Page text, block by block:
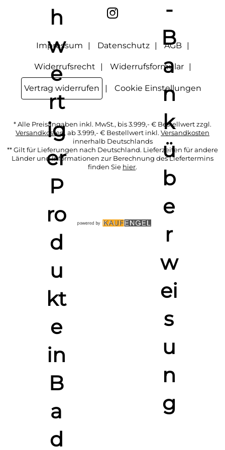
Wirkung für die Zukunft widerrufen, indem ich den Link
"Abmelden" am Ende des Newsletters anklicke oder die
habe ich zur Kenntnis genommen.
Impressum Datenschutz AGB
Widerrufsrecht Widerrufsformular
Vertrag widerrufen Cookie Einstellungen
* Alle Preisangaben inkl. MwSt., bis 3.999,- € Bestellwert zzgl.
Versandkosten , ab 3.999,- € Bestellwert inkl. Versandkosten
innerhalb Deutschlands
** Gilt für Lieferungen nach Deutschland. Lieferzeiten für andere
Länder und Informationen zur Berechnung des Liefertermins
finden Sie hier.